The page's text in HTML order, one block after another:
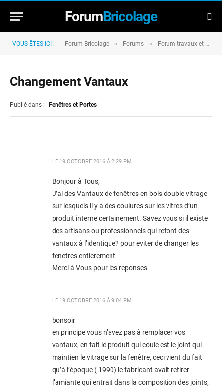
ForumBricolage
VOUS ÊTES ICI : Forum Bricolage » Forums » Forum travaux et rénovation
Changement Vantaux
Publié dans : Fenêtres et Portes
LE 19 OCTOBRE 2016 À 2:29 PM
Bonjour à Tous,
J’ai des Vantaux de fenêtres en bois double vitrage
sur lesquels il y a des coulures sur les vitres d’un
produit interne certainement. Savez vous si il existe
des artisans ou professionnels qui refont des
vantaux à l’identique? pour eviter de changer les
fenetres entierement
Merci à Vous pour les reponses
LE 19 OCTOBRE 2016 À 9:04 PM
bonsoir
en principe vous n’avez pas à remplacer vos
vantaux, en fait le produit qui coule est le joint qui
maintien le vitrage sur la fenêtre, ceci vient du fait
qu’à l’époque ( 1990) le fabricant avait retirer
l’amiante qui entrait dans la composition des joints,